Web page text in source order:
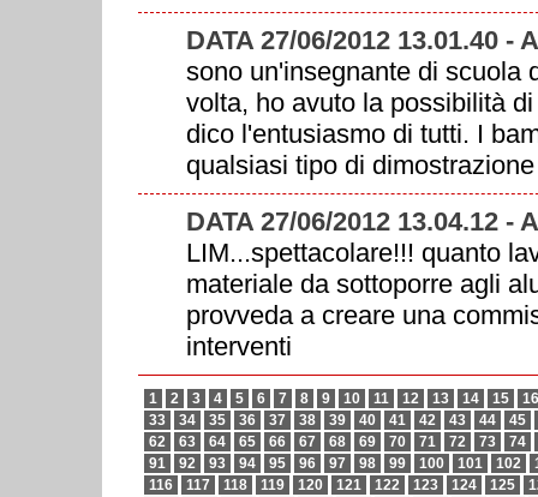
DATA 27/06/2012 13.01.40
sono un'insegnante di scuola
volta, ho avuto la possibilità
dico l'entusiasmo di tutti. I
qualsiasi tipo di
DATA 27/06/2012 13.04.12
LIM...spettacolare!!! quanto
materiale da sottoporre agli
provveda a creare una
interventi
1 2 3 4 5 6 7 8 9 10 11 12 13 14 15
16
33
34 35 36 37 38 39 40 41 42 43 44
45
62
63 64 65 66 67 68 69 70 71 72 73
74
91
92 93 94 95 96 97 98 99 100 101 102
116
117 118 119 120 121 122 123 124 125